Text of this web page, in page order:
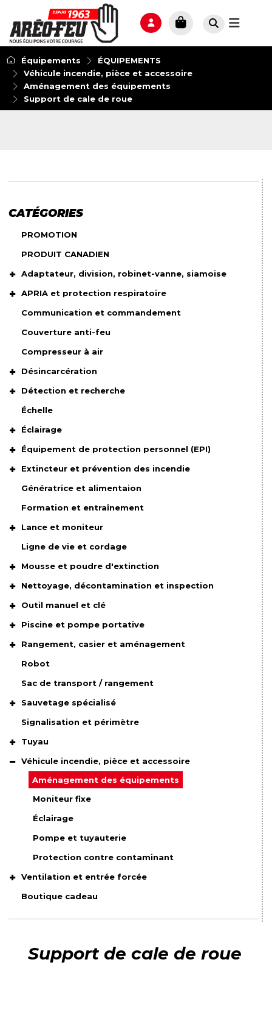
Équipements
ÉQUIPEMENTS
Véhicule incendie, pièce et accessoire
Aménagement des équipements
Support de cale de roue
CATÉGORIES
PROMOTION
PRODUIT CANADIEN
Adaptateur, division, robinet-vanne, siamoise
APRIA et protection respiratoire
Communication et commandement
Couverture anti-feu
Compresseur à air
Désincarcération
Détection et recherche
Échelle
Éclairage
Équipement de protection personnel (EPI)
Extincteur et prévention des incendie
Génératrice et alimentaion
Formation et entraînement
Lance et moniteur
Ligne de vie et cordage
Mousse et poudre d'extinction
Nettoyage, décontamination et inspection
Outil manuel et clé
Piscine et pompe portative
Rangement, casier et aménagement
Robot
Sac de transport / rangement
Sauvetage spécialisé
Signalisation et périmètre
Tuyau
Véhicule incendie, pièce et accessoire
Aménagement des équipements
Moniteur fixe
Éclairage
Pompe et tuyauterie
Protection contre contaminant
Ventilation et entrée forcée
Boutique cadeau
Support de cale de roue